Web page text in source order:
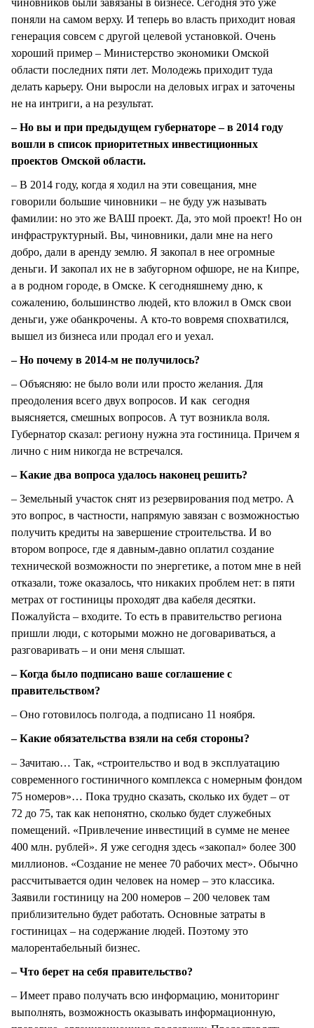
поняли на самом верху. И теперь во власть приходит новая
генерация совсем с другой целевой установкой. Очень
хороший пример – Министерство экономики Омской
области последних пяти лет. Молодежь приходит туда
делать карьеру. Они выросли на деловых играх и заточены
не на интриги, а на результат.
– Но вы и при предыдущем губернаторе – в 2014 году
вошли в список приоритетных инвестиционных
проектов Омской области.
– В 2014 году, когда я ходил на эти совещания, мне
говорили большие чиновники – не буду уж называть
фамилии: но это же ВАШ проект. Да, это мой проект! Но он
инфраструктурный. Вы, чиновники, дали мне на него
добро, дали в аренду землю. Я закопал в нее огромные
деньги. И закопал их не в забугорном офшоре, не на Кипре,
а в родном городе, в Омске. К сегодняшнему дню, к
сожалению, большинство людей, кто вложил в Омск свои
деньги, уже обанкрочены. А кто-то вовремя спохватился,
вышел из бизнеса или продал его и уехал.
– Но почему в 2014-м не получилось?
– Объясняю: не было воли или просто желания. Для
преодоления всего двух вопросов. И как сегодня
выясняется, смешных вопросов. А тут возникла воля.
Губернатор сказал: региону нужна эта гостиница. Причем я
лично с ним никогда не встречался.
– Какие два вопроса удалось наконец решить?
– Земельный участок снят из резервирования под метро. А
это вопрос, в частности, напрямую завязан с возможностью
получить кредиты на завершение строительства. И во
втором вопросе, где я давным-давно оплатил создание
технической возможности по энергетике, а потом мне в ней
отказали, тоже оказалось, что никаких проблем нет: в пяти
метрах от гостиницы проходят два кабеля десятки.
Пожалуйста – входите. То есть в правительство региона
пришли люди, с которыми можно не договариваться, а
разговаривать – и они меня слышат.
– Когда было подписано ваше соглашение с
правительством?
– Оно готовилось полгода, а подписано 11 ноября.
– Какие обязательства взяли на себя стороны?
– Зачитаю… Так, «строительство и вод в эксплуатацию
современного гостиничного комплекса с номерным фондом
75 номеров»… Пока трудно сказать, сколько их будет – от
72 до 75, так как непонятно, сколько будет служебных
помещений. «Привлечение инвестиций в сумме не менее
400 млн. рублей». Я уже сегодня здесь «закопал» более 300
миллионов. «Создание не менее 70 рабочих мест». Обычно
рассчитывается один человек на номер – это классика.
Заявили гостиницу на 200 номеров – 200 человек там
приблизительно будет работать. Основные затраты в
гостиницах – на содержание людей. Поэтому это
малорентабельный бизнес.
– Что берет на себя правительство?
– Имеет право получать всю информацию, мониторинг
выполнять, возможность оказывать информационную,